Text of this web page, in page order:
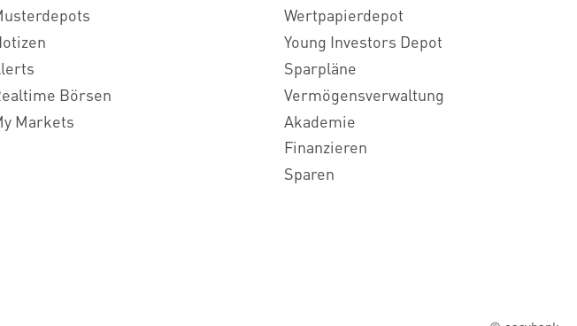
Börsen
Markets
Wertpapierdepot
Young Investors Depot
Sparpläne
Vermögensverwaltung
Akademie
Finanzieren
Sparen